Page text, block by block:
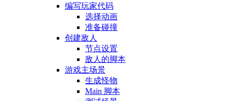
编写玩家代码
选择动画
准备碰撞
创建敌人
节点设置
敌人的脚本
游戏主场景
生成怪物
Main 脚本